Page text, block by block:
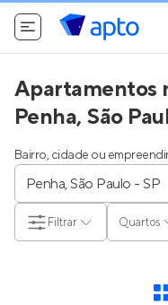
Apartamentos
Penha, São
Bairro, cidade ou
Quartos
Filtrar